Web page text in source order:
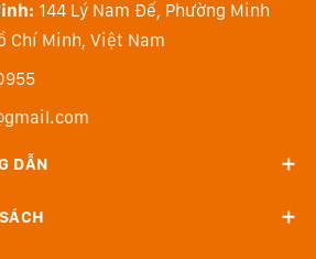
chỉnh sửa thêm. Tệp HDR 10bit
HDR như TV, màn hình trình
hiển thị video với dải động và độ
hơn màn hình tiêu chuẩn.
muốn chỉnh sửa tệp video của
vùng sáng và vùng tối cũng
144 Lý Nam Đế, Phường Minh
Chí Minh, Việt Nam
DẪN